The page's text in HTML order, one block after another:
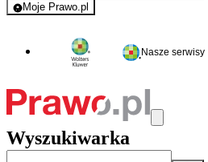
Moje Prawo.pl
- rejestracja i logowanie do serwisu
Nasze serwisy
Wyszukiwarka